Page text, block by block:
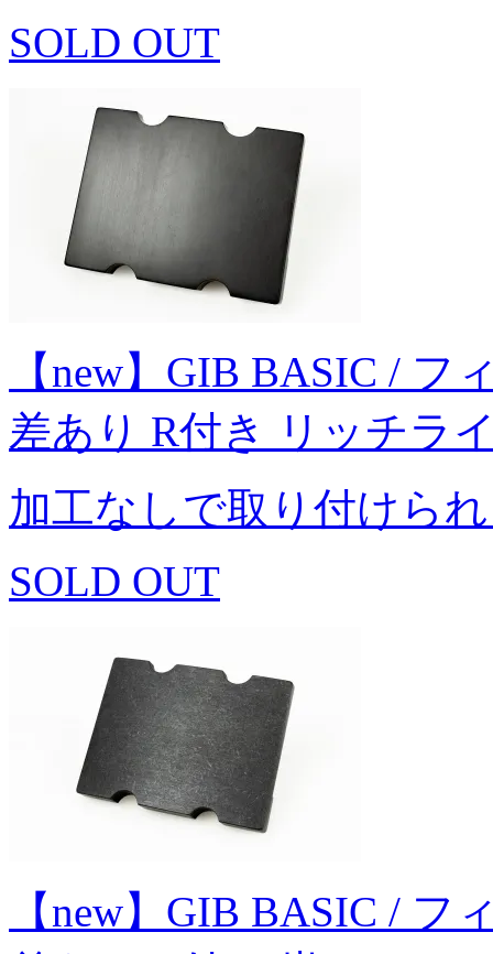
SOLD OUT
【new】GIB BASIC / フ
差あり R付き リッチラ
加工なしで取り付けら
SOLD OUT
【new】GIB BASIC / フ